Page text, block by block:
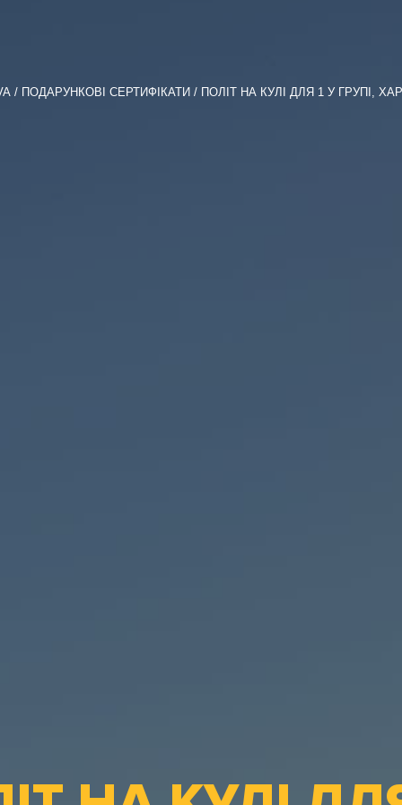
ПОДАРУНКОВІ СЕРТИФІКАТИ ПОЛІТ НА КУЛІ ДЛЯ 1 У ГРУПІ,